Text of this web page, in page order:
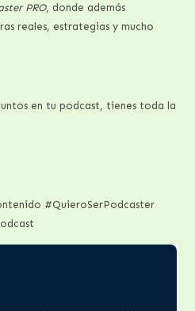
PRO, donde además
reales, estrategias y mucho
en tu podcast, tienes toda la
#QuieroSerPodcaster